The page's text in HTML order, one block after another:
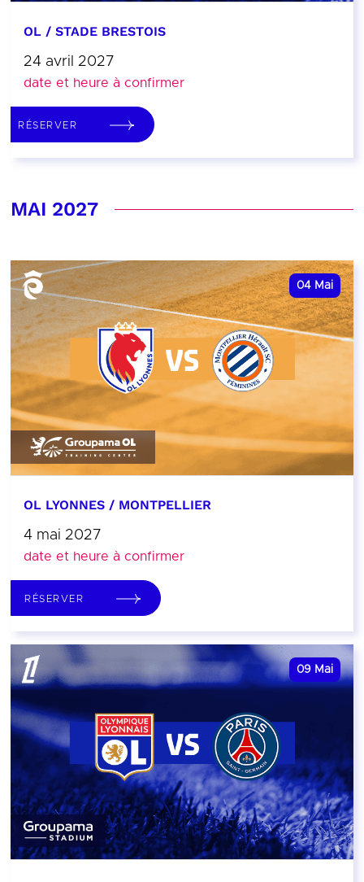
OL / STADE BRESTOIS
24 avril 2027
date et heure à confirmer
RÉSERVER
MAI 2027
04 Mai
OL LYONNES / MONTPELLIER
4 mai 2027
date et heure à confirmer
RÉSERVER
09 Mai